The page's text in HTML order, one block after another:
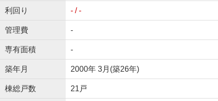
利回り - / -
管理費 -
専有面積 -
築年月 2000年 3月(築26年)
棟総戸数 21戸